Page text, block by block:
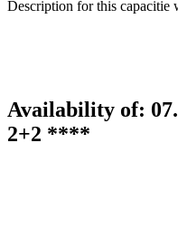
Description for this capacitie
Availability of:
2+2 ****